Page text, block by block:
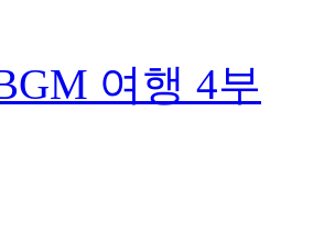
여행 4부